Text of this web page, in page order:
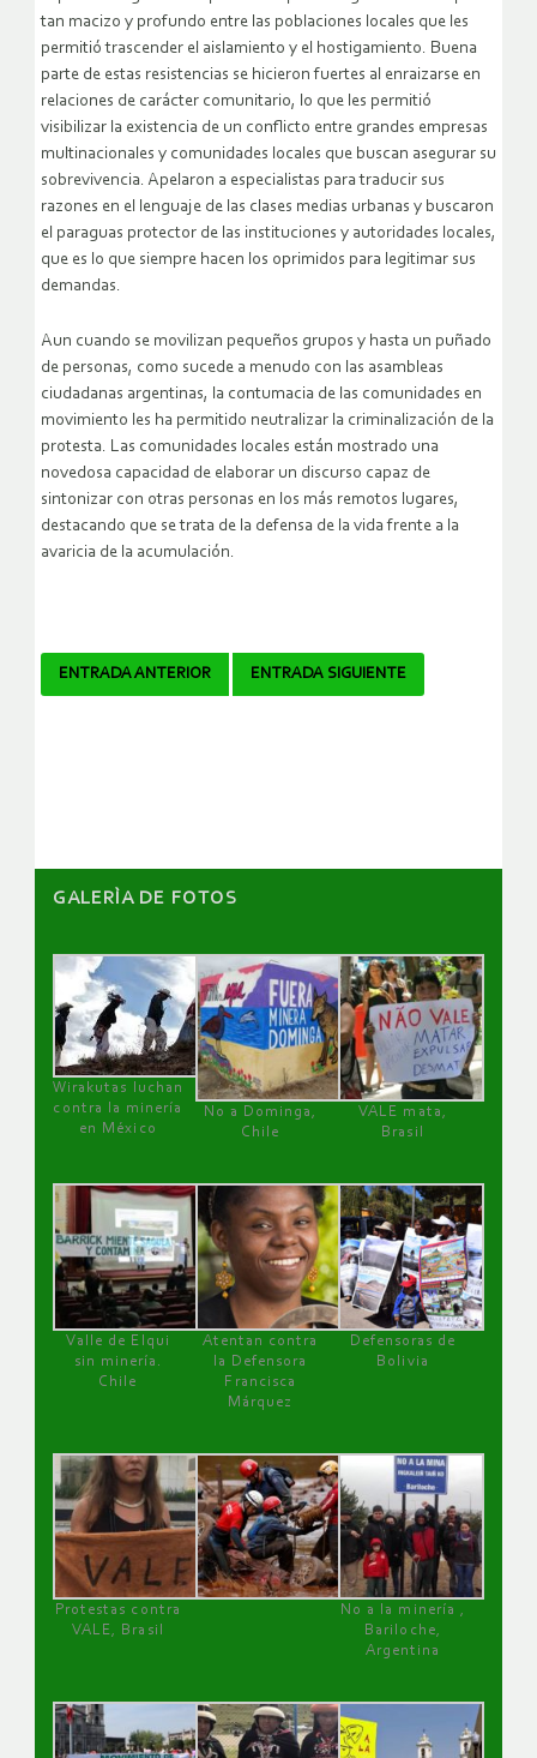
tan macizo y profundo entre las poblaciones locales que les
permitió trascender el aislamiento y el hostigamiento. Buena
parte de estas resistencias se hicieron fuertes al enraizarse en
relaciones de carácter comunitario, lo que les permitió
visibilizar la existencia de un conflicto entre grandes empresas
multinacionales y comunidades locales que buscan asegurar su
sobrevivencia. Apelaron a especialistas para traducir sus
razones en el lenguaje de las clases medias urbanas y buscaron
el paraguas protector de las instituciones y autoridades locales,
que es lo que siempre hacen los oprimidos para legitimar sus
demandas.
Aun cuando se movilizan pequeños grupos y hasta un puñado
de personas, como sucede a menudo con las asambleas
ciudadanas argentinas, la contumacia de las comunidades en
movimiento les ha permitido neutralizar la criminalización de la
protesta. Las comunidades locales están mostrado una
novedosa capacidad de elaborar un discurso capaz de
sintonizar con otras personas en los más remotos lugares,
destacando que se trata de la defensa de la vida frente a la
avaricia de la acumulación.
Navegador
ENTRADA ANTERIOR ENTRADA SIGUIENTE
GALERÌA DE FOTOS
Wirakutas luchan
contra la minería
en México
No a Dominga,
Chile
VALE mata,
Brasil
Valle de Elqui
sin minería.
Chile
Atentan contra
la Defensora
Francisca
Márquez
Defensoras de
Bolivia
Protestas contra
VALE, Brasil
No a la minería ,
Bariloche,
Argentina